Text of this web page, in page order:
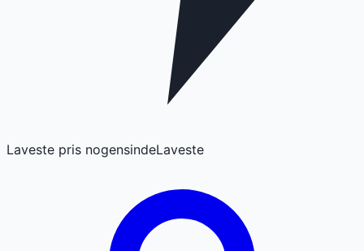
Laveste pris nogensindeLaveste